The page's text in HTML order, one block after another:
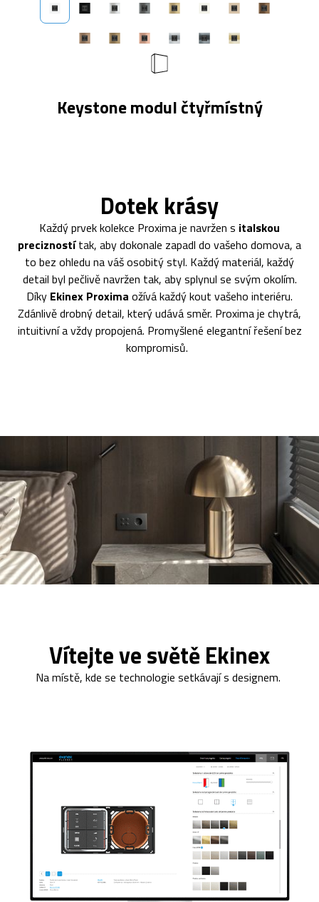
Keystone modul čtyřmístný
Dotek krásy
Každý prvek kolekce Proxima je navržen s italskou
preciznostítak, aby dokonale zapadl do vašeho domova, a
to bez ohledu na váš osobitý styl. Každý materiál, každý
detail byl pečlivě navržen tak, aby splynul se svým okolím.
Díky Ekinex Proxima ožívá každý kout vašeho interiéru.
Zdánlivě drobný detail, který udává směr. Proxima je chytrá,
intuitivní a vždy propojená. Promyšlené elegantní řešení bez
kompromisů.
Vítejte ve světě Ekinex
Na místě, kde se technologie setkávají s designem.